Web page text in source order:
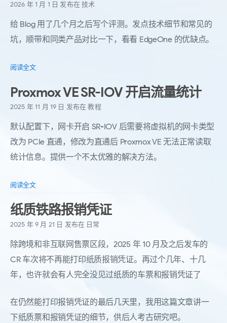
2026 年 1 月 1 日 发布在技术
给 Blog 用了几个月之后写个评测。发点技术细节和常见的
坑，顺带和同类产品对比一下，看看 EdgeOne 的优缺点。
阅读全文
Proxmox VE SR-IOV 开启流量统计
2025 年 11 月 19 日 发布在教程
默认配置下，网卡开启 SR-IOV 后需要将虚拟机的网卡类型
改为 PCIe 直通，修改为直通后 Proxmox VE 无法正常读取
统计信息。提供一个不太优雅的解决方法。
阅读全文
纸质铁路报销凭证
2025 年 9 月 21 日 发布在 日常
除跨境和非互联网售票区段，2025 年 10 月及之后发车的
CR 车次将不再能打印纸质报销凭证。再过个几年、十几
年，也许就会有人完全没见过纸质的车票和报销凭证了
在仍然能打印报销凭证的最后几天里，我用这篇文章讲一
下纸质票和报销凭证的细节，供后人考古研究吧。